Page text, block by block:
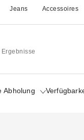
Jeans Accessoires
Ergebnisse
Abholung